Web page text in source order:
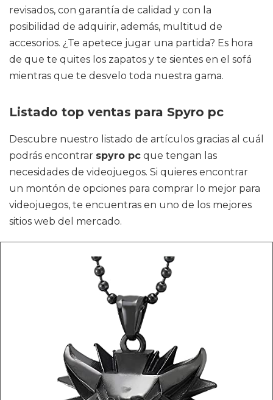
revisados, con garantía de calidad y con la
posibilidad de adquirir, además, multitud de
accesorios. ¿Te apetece jugar una partida? Es hora
de que te quites los zapatos y te sientes en el sofá
mientras que te desvelo toda nuestra gama.
Listado top ventas para Spyro pc
Descubre nuestro listado de artículos gracias al cuál
podrás encontrar spyro pc que tengan las
necesidades de videojuegos. Si quieres encontrar
un montón de opciones para comprar lo mejor para
videojuegos, te encuentras en uno de los mejores
sitios web del mercado.